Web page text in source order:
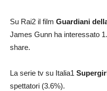
Su Rai2 il film Guardiani
James Gunn ha interessato
share.
La serie tv su Italia1 Supergirl
spettatori (3.6%).